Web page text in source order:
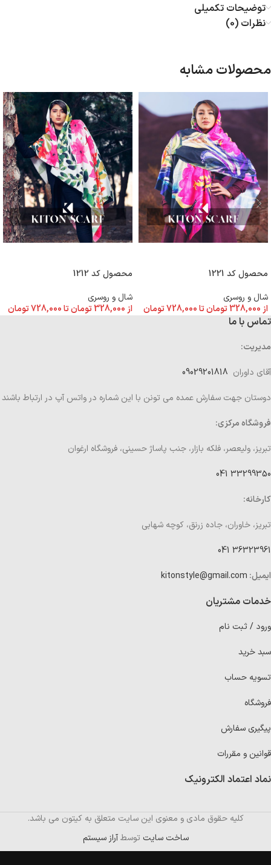
توضیحات تکمیلی
نظرات (0)
محصولات مشابه
محصول کد 1221
شال و روسری
از 328,000تومانتا728,000تومان
محصول کد 1212
شال و روسری
از 328,000تومانتا728,000تومان
تماس با ما
مدیریت:
آقای داوران
دوستان جهت سفارش عمده می تونن با این شماره در واتس آپ در ارتباط باشند
فروشگاه مرکزی:
تبریز، ولیعصر، فلکه بازار، جنب پاساژ حسینی، فروشگاه ارغوان
33299350 041
کارخانه:
تبریز، خاوران، جاده زرنق، کوچه شهابی
36323961 041
ایمیل: kitonstyle@gmail.com
خدمات مشتریان
ورود / ثبت نام
سبد خرید
تسویه حساب
فروشگاه
پیگیری سفارش
قوانین و مقررات
نماد اعتماد الکترونیک
کلیه حقوق مادی و معنوی این سایت متعلق به کیتون می باشد.
ساخت سایت توسطآراز سیستم